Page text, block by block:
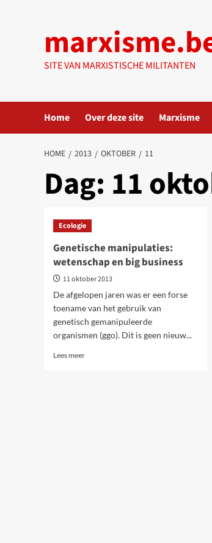
SITE VAN MARXISTISCHE MILITANTEN
Home Over deze site Marxisme
HOME 2013 OKTOBER 11
Dag: 11
Ecologie
Genetische manipulaties:
wetenschap en big business
11 oktober 2013
De afgelopen jaren was er een forse
toename van het gebruik van
genetisch gemanipuleerde
organismen (ggo). Dit is geen nieuw...
Lees meerLees